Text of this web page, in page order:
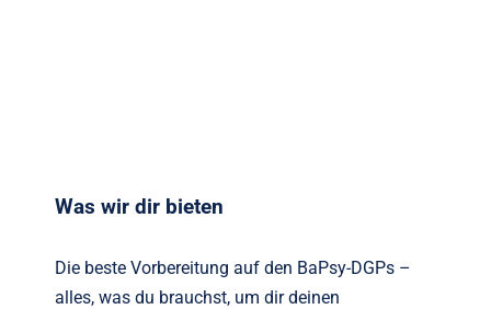
Was wir dir bieten
Die beste Vorbereitung auf den BaPsy-DGPs –
alles, was du brauchst, um dir deinen